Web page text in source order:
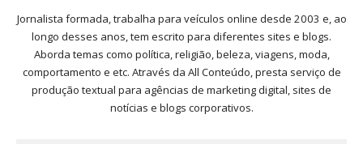
Jornalista formada, trabalha para veículos online desde 2003 e, ao
longo desses anos, tem escrito para diferentes sites e blogs.
Aborda temas como política, religião, beleza, viagens, moda,
comportamento e etc. Através da All Conteúdo, presta serviço de
produção textual para agências de marketing digital, sites de
notícias e blogs corporativos.